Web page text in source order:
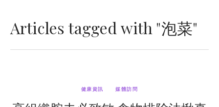
Articles tagged with "泡菜"
健康資訊 媒體訪問